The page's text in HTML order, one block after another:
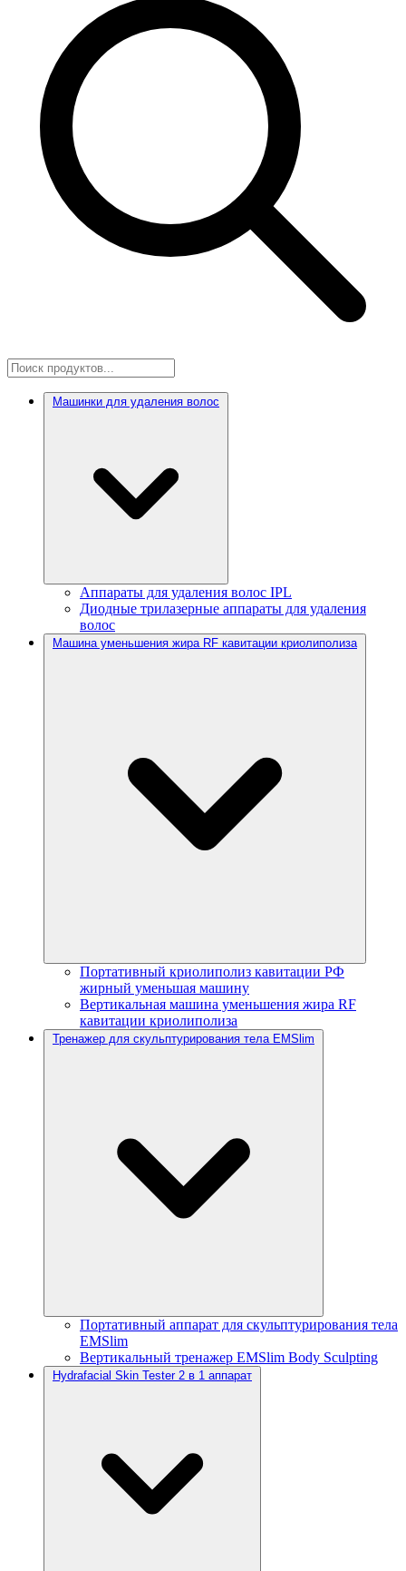
Машинки для удаления волос
Аппараты для удаления волос IPL
Диодные трилазерные аппараты для удаления
волос
Машина уменьшения жира RF кавитации криолиполиза
Портативный криолиполиз кавитации РФ
жирный уменьшая машину
Вертикальная машина уменьшения жира RF
кавитации криолиполиза
Тренажер для скульптурирования тела EMSlim
Портативный аппарат для скульптурирования тела
EMSlim
Вертикальный тренажер EMSlim Body Sculpting
Hydrafacial Skin Tester 2 в 1 аппарат